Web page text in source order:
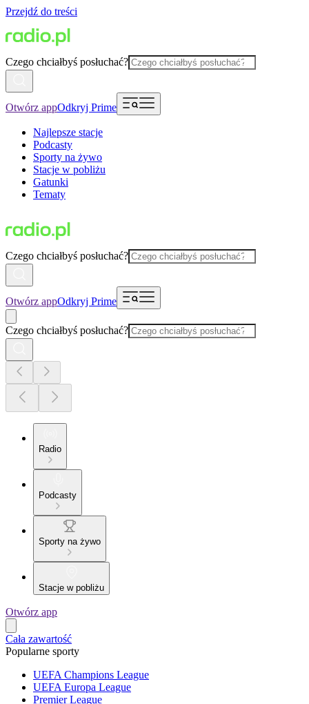
Przejdź do treści
Czego chciałbyś posłuchać?
Otwórz appOdkryj Prime
Najlepsze stacje
Podcasty
Sporty na żywo
Stacje w pobliżu
Gatunki
Tematy
Czego chciałbyś posłuchać?
Otwórz appOdkryj Prime
Czego chciałbyś posłuchać?
Radio
Podcasty
Sporty na żywo
Stacje w pobliżu
Otwórz app
Cała zawartość
Popularne sporty
UEFA Champions League
UEFA Europa League
Premier League